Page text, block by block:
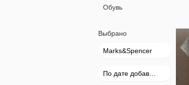
Обувь
Выбрано
Marks&Spencer